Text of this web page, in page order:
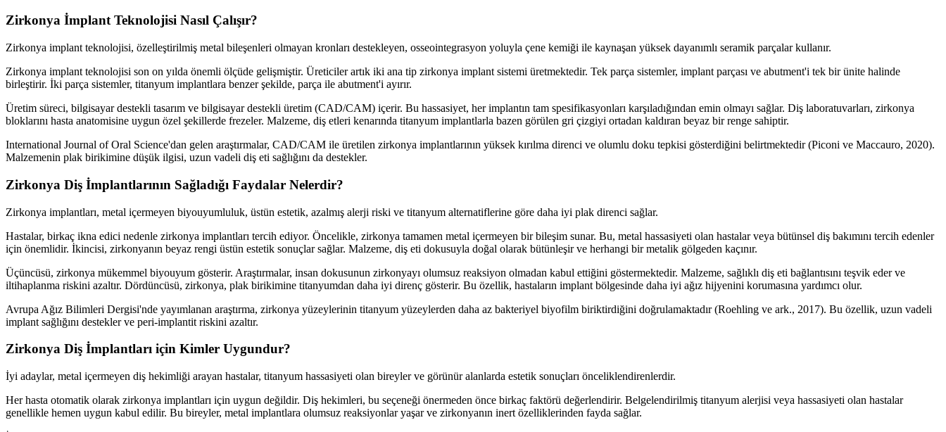
Zirkonya İmplant Teknolojisi Nasıl Çalışır?
Zirkonya implant teknolojisi, özelleştirilmiş metal bileşenleri olmayan kronları destekleyen, osseointegrasyon yoluyla çene kemiği ile kaynaşan yüksek dayanımlı seramik parçalar kullanır.
Zirkonya implant teknolojisi son on yılda önemli ölçüde gelişmiştir. Üreticiler artık iki ana tip zirkonya implant sistemi üretmektedir. Tek parça sistemler, implant parçası ve abutment'i tek bir ünite halinde
birleştirir. İki parça sistemler, titanyum implantlara benzer şekilde, parça ile abutment'i ayırır.
Üretim süreci, bilgisayar destekli tasarım ve bilgisayar destekli üretim (CAD/CAM) içerir. Bu hassasiyet, her implantın tam spesifikasyonları karşıladığından emin olmayı sağlar. Diş laboratuvarları, zirkonya
bloklarını hasta anatomisine uygun özel şekillerde frezeler. Malzeme, diş etleri kenarında titanyum implantlarla bazen görülen gri çizgiyi ortadan kaldıran beyaz bir renge sahiptir.
International Journal of Oral Science'dan gelen araştırmalar, CAD/CAM ile üretilen zirkonya implantlarının yüksek kırılma direnci ve olumlu doku tepkisi gösterdiğini belirtmektedir (Piconi ve Maccauro, 2020).
Malzemenin plak birikimine düşük ilgisi, uzun vadeli diş eti sağlığını da destekler.
Zirkonya Diş İmplantlarının Sağladığı Faydalar Nelerdir?
Zirkonya implantları, metal içermeyen biyouyumluluk, üstün estetik, azalmış alerji riski ve titanyum alternatiflerine göre daha iyi plak direnci sağlar.
Hastalar, birkaç ikna edici nedenle zirkonya implantları tercih ediyor. Öncelikle, zirkonya tamamen metal içermeyen bir bileşim sunar. Bu, metal hassasiyeti olan hastalar veya bütünsel diş bakımını tercih edenler
için önemlidir. İkincisi, zirkonyanın beyaz rengi üstün estetik sonuçlar sağlar. Malzeme, diş eti dokusuyla doğal olarak bütünleşir ve herhangi bir metalik gölgeden kaçınır.
Üçüncüsü, zirkonya mükemmel biyouyum gösterir. Araştırmalar, insan dokusunun zirkonyayı olumsuz reaksiyon olmadan kabul ettiğini göstermektedir. Malzeme, sağlıklı diş eti bağlantısını teşvik eder ve
iltihaplanma riskini azaltır. Dördüncüsü, zirkonya, plak birikimine titanyumdan daha iyi direnç gösterir. Bu özellik, hastaların implant bölgesinde daha iyi ağız hijyenini korumasına yardımcı olur.
Avrupa Ağız Bilimleri Dergisi'nde yayımlanan araştırma, zirkonya yüzeylerinin titanyum yüzeylerden daha az bakteriyel biyofilm biriktirdiğini doğrulamaktadır (Roehling ve ark., 2017). Bu özellik, uzun vadeli
implant sağlığını destekler ve peri-implantit riskini azaltır.
Zirkonya Diş İmplantları için Kimler Uygundur?
İyi adaylar, metal içermeyen diş hekimliği arayan hastalar, titanyum hassasiyeti olan bireyler ve görünür alanlarda estetik sonuçları önceliklendirenlerdir.
Her hasta otomatik olarak zirkonya implantları için uygun değildir. Diş hekimleri, bu seçeneği önermeden önce birkaç faktörü değerlendirir. Belgelendirilmiş titanyum alerjisi veya hassasiyeti olan hastalar
genellikle hemen uygun kabul edilir. Bu bireyler, metal implantlara olumsuz reaksiyonlar yaşar ve zirkonyanın inert özelliklerinden fayda sağlar.